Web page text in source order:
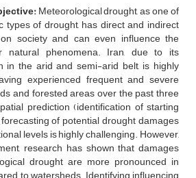
Meteorological drought, as one of
types of drought, has direct and indirect
society and can even influence the
natural phenomena. Iran, due to its
in the arid and semi-arid belt, is highly
experienced frequent and severe
and forested areas over the past three
prediction (identification of starting
of potential drought damages
levels is highly challenging. However,
research has shown that damages
drought are more pronounced in